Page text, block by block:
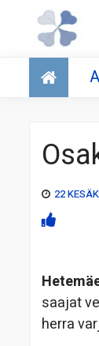
Talous
22
saajat
herra